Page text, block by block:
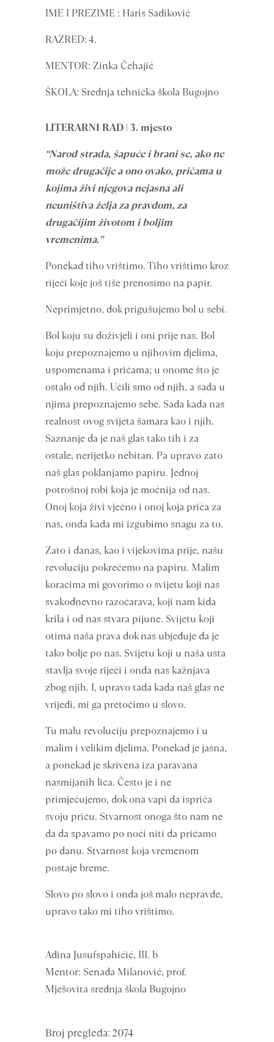
IME I PREZIME : Haris Sadiković
RAZRED: 4.
MENTOR: Zinka Čehajić
ŠKOLA: Srednja tehnička škola Bugojno
LITERARNI RAD | 3. mjesto
“Narod strada, šapuće i brani se, ako ne
može drugačije a ono ovako, pričama u
kojima živi njegova nejasna ali
neuništiva želja za pravdom, za
drugačijim životom i boljim
vremenima.”
Ponekad tiho vrištimo. Tiho vrištimo kroz
riječi koje još tiše prenosimo na papir.
Neprimjetno, dok prigušujemo bol u sebi.
Bol koju su doživjeli i oni prije nas. Bol
koju prepoznajemo u njihovim djelima,
uspomenama i pričama; u onome što je
ostalo od njih. Učili smo od njih, a sada u
njima prepoznajemo sebe. Sada kada nas
realnost ovog svijeta šamara kao i njih.
Saznanje da je naš glas tako tih i za
ostale, nerijetko nebitan. Pa upravo zato
naš glas poklanjamo papiru. Jednoj
potrošnoj robi koja je moćnija od nas.
Onoj koja živi vječno i onoj koja priča za
nas, onda kada mi izgubimo snagu za to.
Zato i danas, kao i vijekovima prije, našu
revoluciju pokrećemo na papiru. Malim
koracima mi govorimo o svijetu koji nas
svakodnevno razočarava, koji nam kida
krila i od nas stvara pijune. Svijetu koji
otima naša prava dok nas ubjeđuje da je
tako bolje po nas. Svijetu koji u naša usta
stavlja svoje riječi i onda nas kažnjava
zbog njih. I, upravo tada kada naš glas ne
vrijedi, mi ga pretočimo u slovo.
Tu malu revoluciju prepoznajemo i u
malim i velikim djelima. Ponekad je jasna,
a ponekad je skrivena iza paravana
nasmijanih lica. Često je i ne
primjećujemo, dok ona vapi da ispriča
svoju priču. Stvarnost onoga što nam ne
da da spavamo po noći niti da pričamo
po danu. Stvarnost koja vremenom
postaje breme.
Slovo po slovo i onda još malo nepravde,
upravo tako mi tiho vrištimo.
Adina Jusufspahićić, III. b
Mentor: Senada Milanović, prof.
Mješovita srednja škola Bugojno
Broj pregleda: 2074